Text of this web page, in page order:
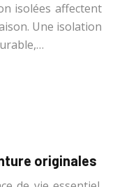
isolées affectent
Une isolation
originales